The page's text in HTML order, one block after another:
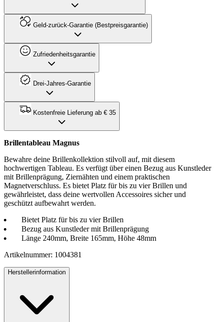
Geld-zurück-Garantie (Bestpreisgarantie)
Zufriedenheitsgarantie
Drei-Jahres-Garantie
Kostenfreie Lieferung ab € 35
Brillentableau Magnus
Bewahre deine Brillenkollektion stilvoll auf, mit diesem
hochwertigen Tableau. Es verfügt über einen Bezug aus Kunstleder
mit Brillenprägung, Ziernähten und einem praktischen
Magnetverschluss. Es bietet Platz für bis zu vier Brillen und
gewährleistet, dass deine wertvollen Accessoires sicher und
geschützt aufbewahrt werden.
Bietet Platz für bis zu vier Brillen
Bezug aus Kunstleder mit Brillenprägung
Länge 240mm, Breite 165mm, Höhe 48mm
Artikelnummer: 1004381
Herstellerinformation